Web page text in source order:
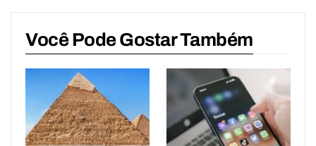
Você Pode Gostar Também